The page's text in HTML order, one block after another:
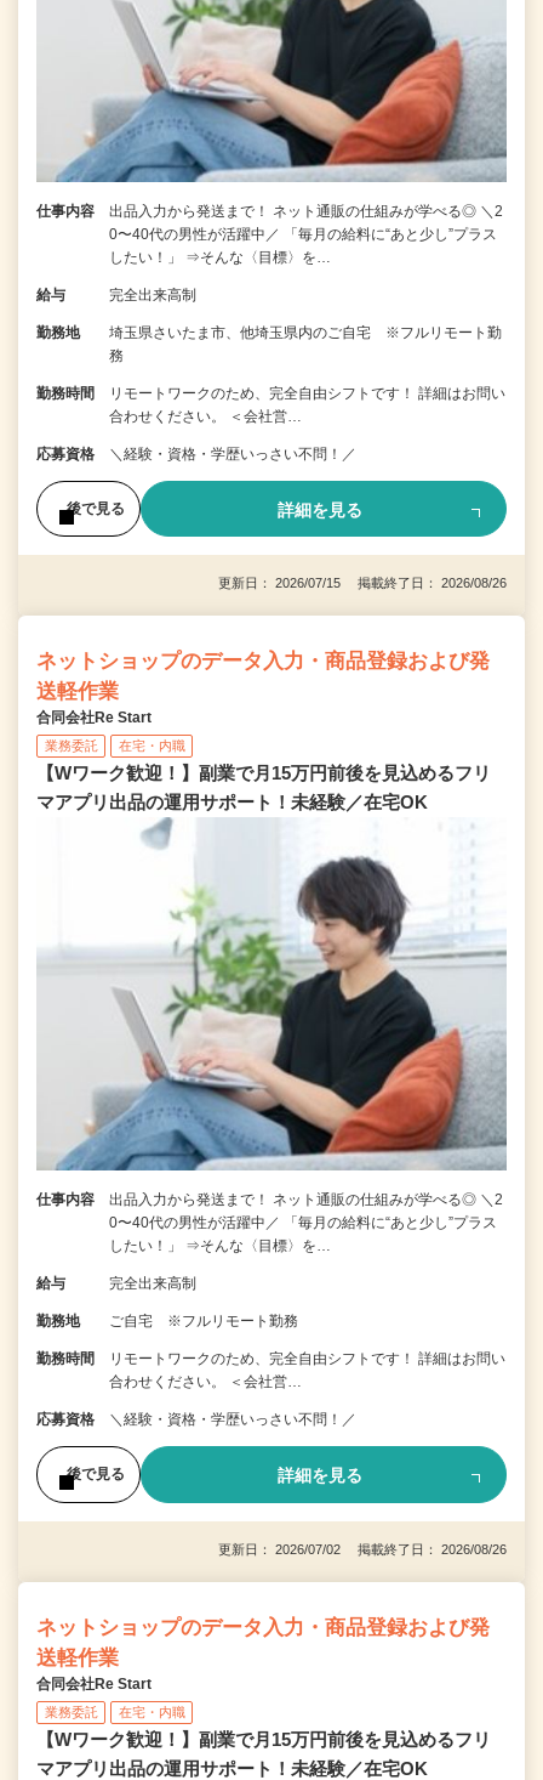
仕事内容
出品入力から発送まで！ ネット通販の仕組みが学べる◎ ＼2
0〜40代の男性が活躍中／ 「毎月の給料に“あと少し”プラス
したい！」 ⇒そんな〈目標〉を…
給与 完全出来高制
勤務地
埼玉県さいたま市、他埼玉県内のご自宅 ※フルリモート勤
務
勤務時間
リモートワークのため、完全自由シフトです！ 詳細はお問い
合わせください。 ＜会社営…
応募資格 ＼経験・資格・学歴いっさい不問！／
後で見る 詳細を見る
更新日： 2026/07/15 掲載終了日： 2026/08/26
ネットショップのデータ入力・商品登録および発
送軽作業
合同会社Re Start
業務委託 在宅・内職
【Wワーク歓迎！】副業で月15万円前後を見込めるフリ
マアプリ出品の運用サポート！未経験／在宅OK
仕事内容
出品入力から発送まで！ ネット通販の仕組みが学べる◎ ＼2
0〜40代の男性が活躍中／ 「毎月の給料に“あと少し”プラス
したい！」 ⇒そんな〈目標〉を…
給与 完全出来高制
勤務地 ご自宅 ※フルリモート勤務
勤務時間
リモートワークのため、完全自由シフトです！ 詳細はお問い
合わせください。 ＜会社営…
応募資格 ＼経験・資格・学歴いっさい不問！／
後で見る 詳細を見る
更新日： 2026/07/02 掲載終了日： 2026/08/26
ネットショップのデータ入力・商品登録および発
送軽作業
合同会社Re Start
業務委託 在宅・内職
【Wワーク歓迎！】副業で月15万円前後を見込めるフリ
マアプリ出品の運用サポート！未経験／在宅OK